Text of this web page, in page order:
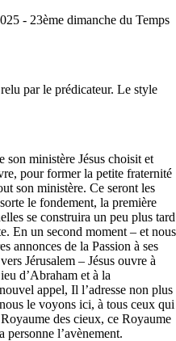
- 23ème dimanche du Temps
par le prédicateur. Le style
son ministère Jésus choisit et
pour former la petite fraternité
son ministère. Ce seront les
le fondement, la première
se construira un peu plus tard
En un second moment – et nous
annonces de la Passion à ses
Jérusalem – Jésus ouvre à
d’Abraham et à la
appel, Il l’adresse non plus
le voyons ici, à tous ceux qui
des cieux, ce Royaume
personne l’avènement.